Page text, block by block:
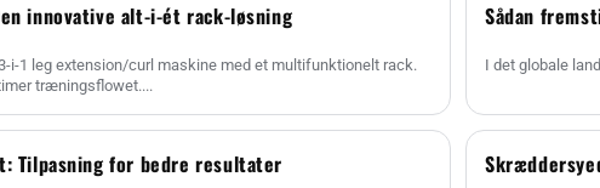
innovative alt-i-ét rack-løsning
i-1 leg extension/curl maskine med et multifunktionelt rack.
træningsflowet....
Sådan
I det globale
Tilpasning for bedre resultater